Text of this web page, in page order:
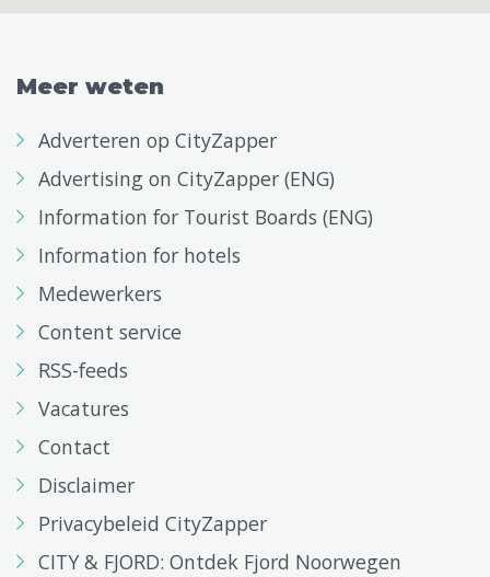
Meer weten
Adverteren op CityZapper
Advertising on CityZapper (ENG)
Information for Tourist Boards (ENG)
Information for hotels
Medewerkers
Content service
RSS-feeds
Vacatures
Contact
Disclaimer
Privacybeleid CityZapper
CITY & FJORD: Ontdek Fjord Noorwegen